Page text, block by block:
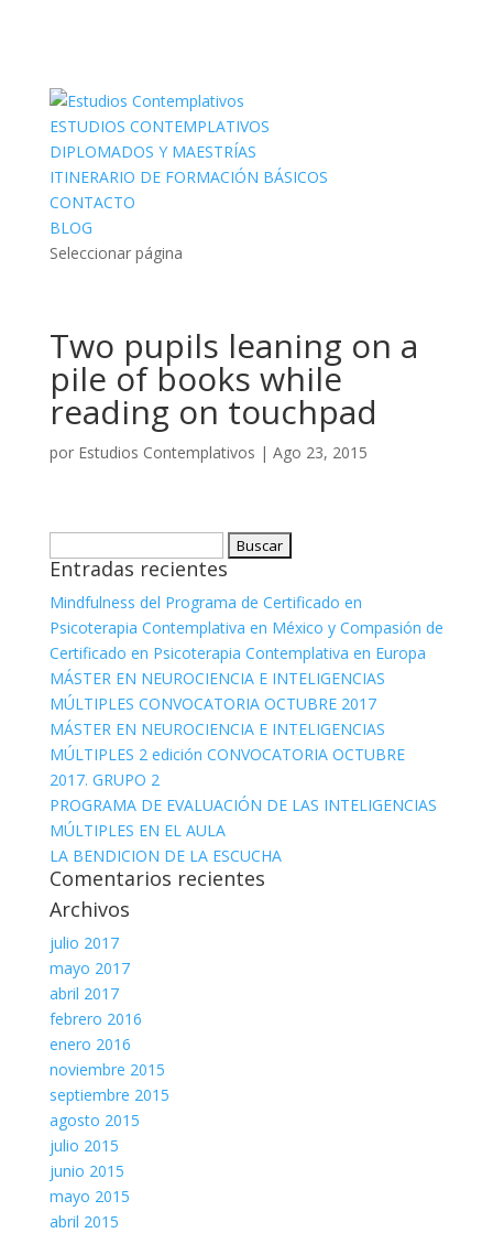
ESTUDIOS CONTEMPLATIVOS
DIPLOMADOS Y MAESTRÍAS
ITINERARIO DE FORMACIÓN BÁSICOS
CONTACTO
BLOG
Seleccionar página
Two pupils leaning on a
pile of books while
reading on touchpad
por Estudios Contemplativos | Ago 23, 2015
Entradas recientes
Mindfulness del Programa de Certificado en
Psicoterapia Contemplativa en México y Compasión de
Certificado en Psicoterapia Contemplativa en Europa
MÁSTER EN NEUROCIENCIA E INTELIGENCIAS
MÚLTIPLES CONVOCATORIA OCTUBRE 2017
MÁSTER EN NEUROCIENCIA E INTELIGENCIAS
MÚLTIPLES 2 edición CONVOCATORIA OCTUBRE
2017. GRUPO 2
PROGRAMA DE EVALUACIÓN DE LAS INTELIGENCIAS
MÚLTIPLES EN EL AULA
LA BENDICION DE LA ESCUCHA
Comentarios recientes
Archivos
julio 2017
mayo 2017
abril 2017
febrero 2016
enero 2016
noviembre 2015
septiembre 2015
agosto 2015
julio 2015
junio 2015
mayo 2015
abril 2015